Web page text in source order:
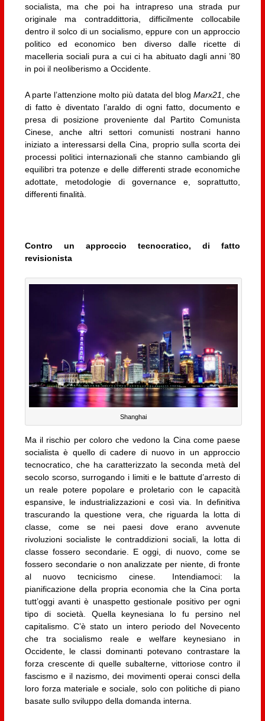
socialista, ma che poi ha intrapreso una strada pur
originale ma contraddittoria, difficilmente collocabile
dentro il solco di un socialismo, eppure con un approccio
politico ed economico ben diverso dalle ricette di
macelleria sociali pura a cui ci ha abituato dagli anni ’80
in poi il neoliberismo a Occidente.
A parte l’attenzione molto più datata del blogMarx21
, che
di fatto è diventato l’araldo di ogni fatto, documento e
presa di posizione proveniente dal Partito Comunista
Cinese, anche altri settori comunisti nostrani hanno
iniziato a interessarsi della Cina, proprio sulla scorta dei
processi politici internazionali che stanno cambiando gli
equilibri tra potenze e delle differenti strade economiche
adottate, metodologie di governance e, soprattutto,
differenti finalità.
Contro un approccio tecnocratico, di fatto
revisionista
Shanghai
Ma il rischio per coloro che vedono la Cina come paese
socialista è quello di cadere di nuovo in un approccio
tecnocratico, che ha caratterizzato la seconda metà del
secolo scorso, surrogando i limiti e le battute d’arresto di
un reale potere popolare e proletario con le capacità
espansive, le industrializzazioni e così via. In definitiva
trascurando la questione vera, che riguarda la lotta di
classe, come se nei paesi dove erano avvenute
rivoluzioni socialiste le contraddizioni sociali, la lotta di
classe fossero secondarie. E oggi, di nuovo, come se
fossero secondarie o non analizzate per niente, di fronte
al nuovo tecnicismo cinese. Intendiamoci: la
pianificazione della propria economia che la Cina porta
tutt’oggi avanti è unaspetto gestionale positivo per ogni
tipo di società. Quella keynesiana lo fu persino nel
capitalismo. C’è stato un intero periodo del Novecento
che tra socialismo reale e welfare keynesiano in
Occidente, le classi dominanti potevano contrastare la
forza crescente di quelle subalterne, vittoriose contro il
fascismo e il nazismo, dei movimenti operai consci della
loro forza materiale e sociale, solo con politiche di piano
basate sullo sviluppo della domanda interna.